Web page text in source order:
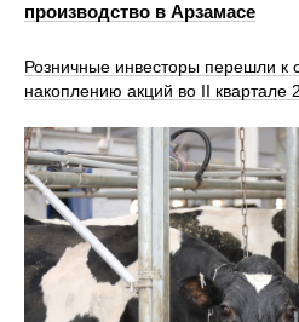
производство в Арзамасе
Розничные инвесторы перешли к
накоплению акций во II квартале